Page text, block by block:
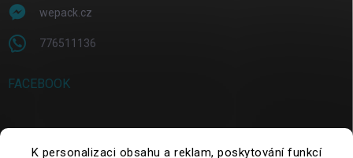
K personalizaci obsahu a reklam, poskytování funkcí
wepack.cz
776511136
FACEBOOK
SEARCH